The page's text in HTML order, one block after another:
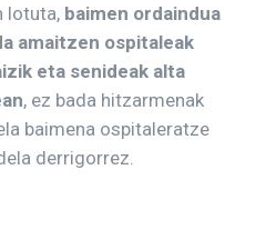
lotuta, baimen ordaindua
amaitzen ospitaleak
eta senideak alta
, ez bada hitzarmenak
baimena ospitaleratze
derrigorrez.